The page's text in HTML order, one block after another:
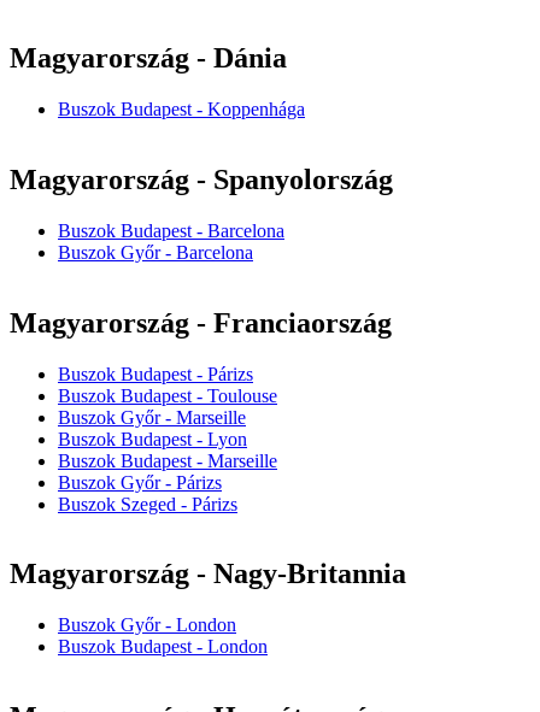
Magyarország - Dánia
Buszok Budapest - Koppenhága
Magyarország - Spanyolország
Buszok Budapest - Barcelona
Buszok Győr - Barcelona
Magyarország - Franciaország
Buszok Budapest - Párizs
Buszok Budapest - Toulouse
Buszok Győr - Marseille
Buszok Budapest - Lyon
Buszok Budapest - Marseille
Buszok Győr - Párizs
Buszok Szeged - Párizs
Magyarország - Nagy-Britannia
Buszok Győr - London
Buszok Budapest - London